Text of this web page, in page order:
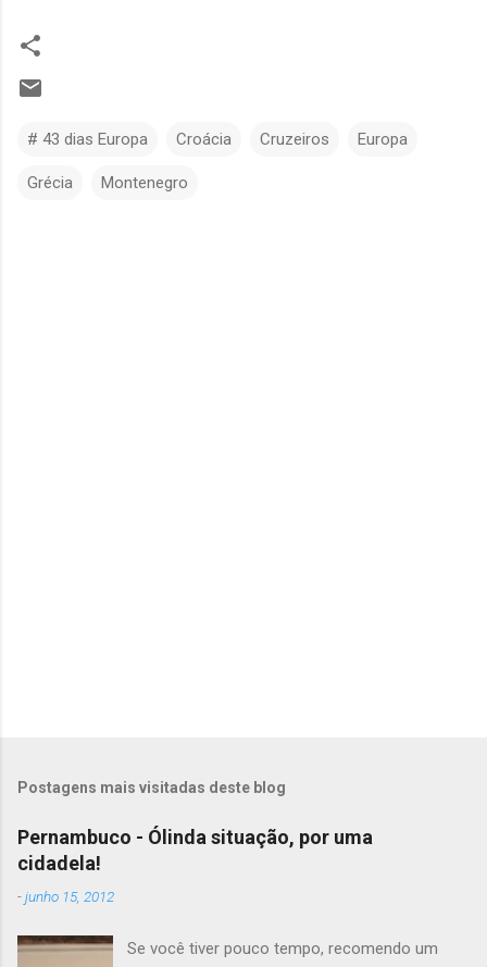
# 43 dias Europa Croácia Cruzeiros Europa
Grécia Montenegro
Postagens mais visitadas deste blog
Pernambuco - Ólinda situação, por uma
cidadela!
-junho 15, 2012
Se você tiver pouco tempo, recomendo um